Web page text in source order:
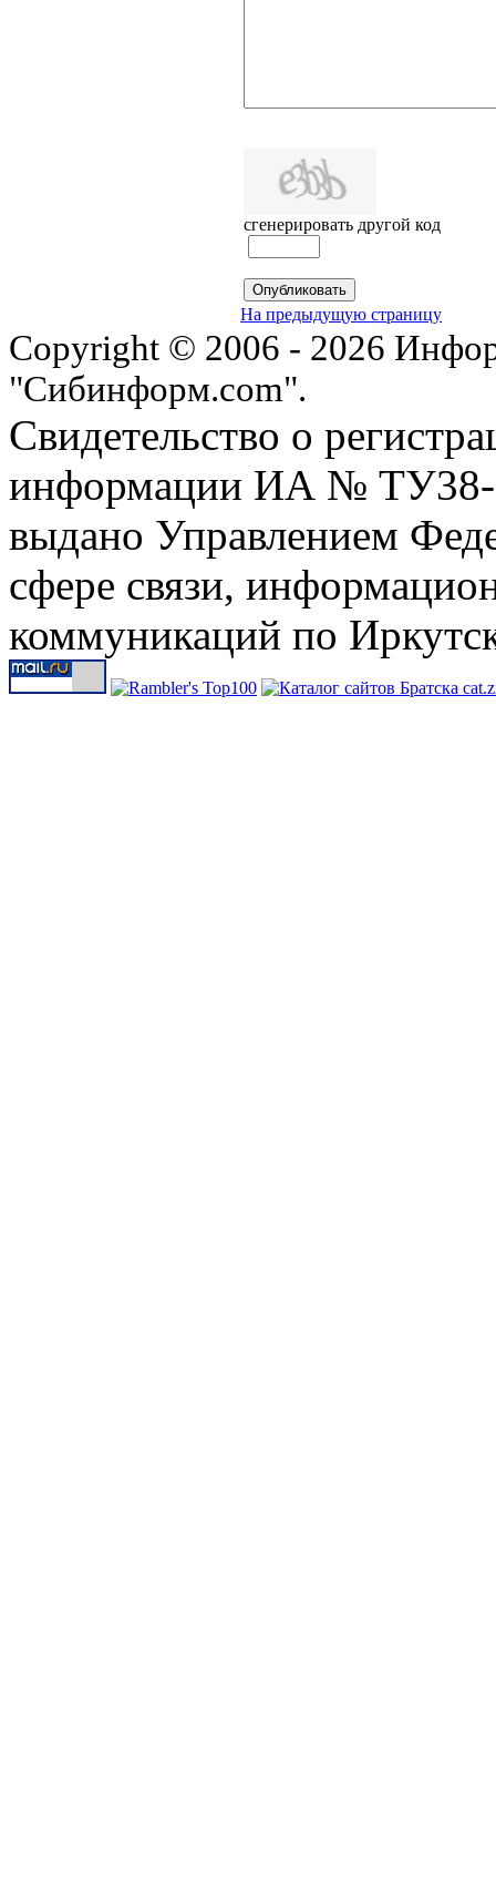
сгенерировать другой код
На предыдущую страницу
Copyright © 2006 - 2026
"Сибинформ.com".
Свидетельство о
информации ИА № ТУ38-
выдано Управлением
сфере связи,
коммуникаций по